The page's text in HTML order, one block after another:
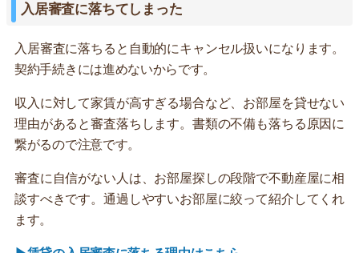
入居審査に落ちてしまった
入居審査に落ちると自動的にキャンセル扱いになります。
契約手続きには進めないからです。
収入に対して家賃が高すぎる場合など、お部屋を貸せない
理由があると審査落ちします。書類の不備も落ちる原因に
繋がるので注意です。
審査に自信がない人は、お部屋探しの段階で不動産屋に相
談すべきです。通過しやすいお部屋に絞って紹介してくれ
ます。